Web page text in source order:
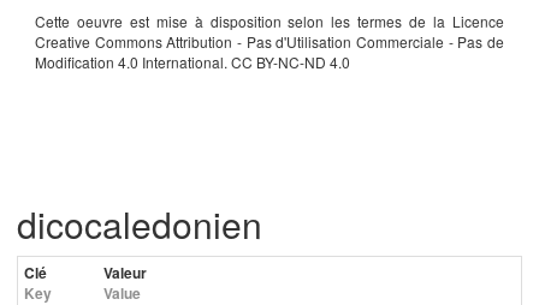
Cette oeuvre est mise à disposition selon les termes de la Licence
Creative Commons Attribution - Pas d'Utilisation Commerciale - Pas de
Modification 4.0 International. CC BY-NC-ND 4.0
dicocaledonien
Clé
Key
Valeur
Value